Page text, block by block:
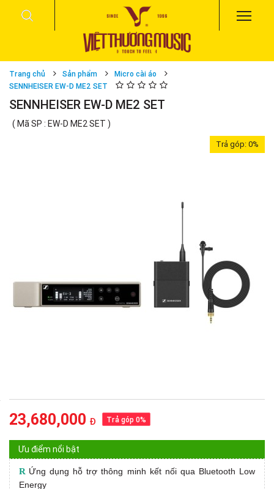
Trang chủ Sản phẩm
Micro cài áo
SENNHEISER EW-D ME2 SET
SENNHEISER EW-D ME2 SET
( Mã SP : EW-D ME2 SET )
Trả góp:0%
23,680,000 Đ Trả góp 0%
Ưu điểm nổi bật
R Ứng dụng hỗ trợ thông minh kết nối qua Bluetooth Low
Energy